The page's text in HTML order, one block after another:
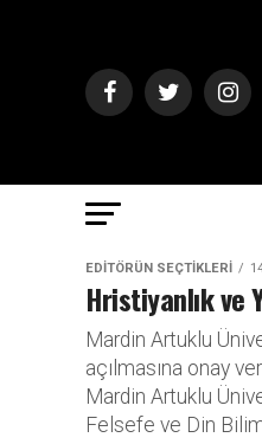
EDITÖRÜN SEÇTIKLERI
Hristiyanlık ve
Mardin Artuklu
açılmasına onay
Mardin Artuklu
Felsefe ve Din